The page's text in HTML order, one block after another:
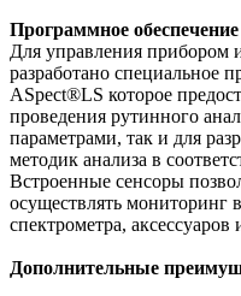
Программное обеспечение
Для управления прибором
разработано специальное
ASpect®LS которое
проведения рутинного
параметрами, так и для
методик анализа в
Встроенные сенсоры
осуществлять мониторинг
спектрометра,
Дополнительные